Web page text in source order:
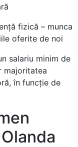
fizică – munca
oferite de noi
salariu minim de
majoritatea
în funcție de